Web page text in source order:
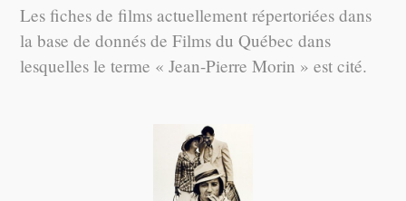
Les fiches de films actuellement répertoriées dans
la base de donnés de Films du Québec dans
lesquelles le terme « Jean-Pierre Morin » est cité.